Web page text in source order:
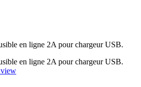
en ligne 2A pour chargeur USB.
en ligne 2A pour chargeur USB.